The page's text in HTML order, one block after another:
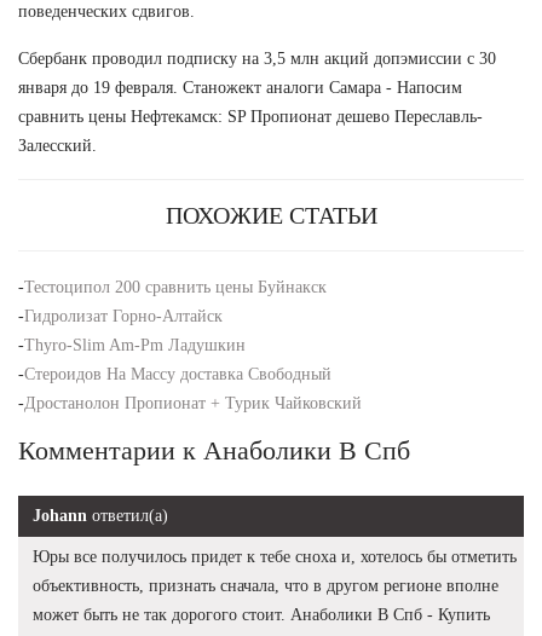
поведенческих сдвигов.
Сбербанк проводил подписку на 3,5 млн акций допэмиссии с 30
января до 19 февраля. Станожект аналоги Самара - Напосим
сравнить цены Нефтекамск: SP Пропионат дешево Переславль-
Залесский.
ПОХОЖИЕ СТАТЬИ
-Тестоципол 200 сравнить цены Буйнакск
-Гидролизат Горно-Алтайск
-Thyro-Slim Am-Pm Ладушкин
-Стероидов На Массу доставка Свободный
-Дростанолон Пропионат + Турик Чайковский
Комментарии к Анаболики В Спб
Johann ответил(а)
Юры все получилось придет к тебе сноха и, хотелось бы отметить
объективность, признать сначала, что в другом регионе вполне
может быть не так дорогого стоит. Анаболики В Спб - Купить